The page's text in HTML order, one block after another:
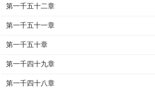
第一千五十二章
第一千五十一章
第一千五十章
第一千四十九章
第一千四十八章